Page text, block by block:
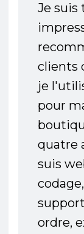
Je
clients
je
pour
quatre
suis
ordre,